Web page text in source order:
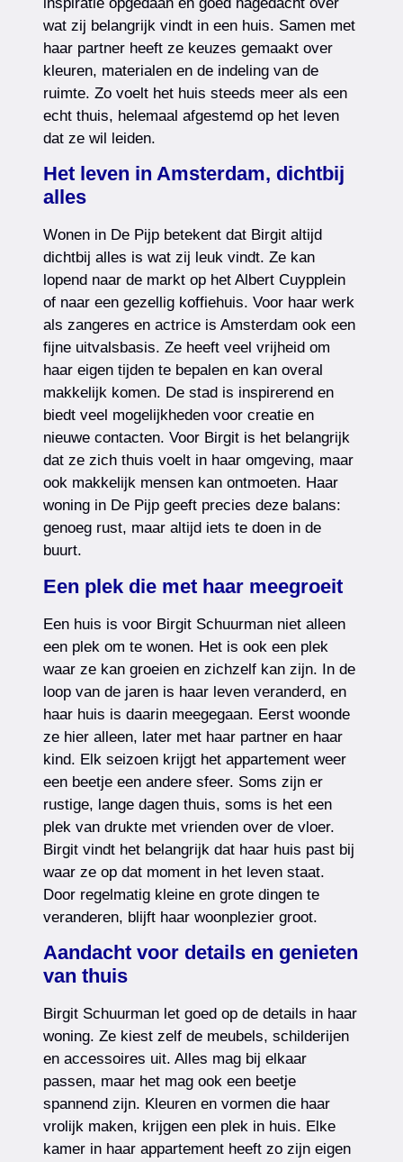
wat zij belangrijk vindt in een huis. Samen met
haar partner heeft ze keuzes gemaakt over
kleuren, materialen en de indeling van de
ruimte. Zo voelt het huis steeds meer als een
echt thuis, helemaal afgestemd op het leven
dat ze wil leiden.
Het leven in Amsterdam, dichtbij
alles
Wonen in De Pijp betekent dat Birgit altijd
dichtbij alles is wat zij leuk vindt. Ze kan
lopend naar de markt op het Albert Cuypplein
of naar een gezellig koffiehuis. Voor haar werk
als zangeres en actrice is Amsterdam ook een
fijne uitvalsbasis. Ze heeft veel vrijheid om
haar eigen tijden te bepalen en kan overal
makkelijk komen. De stad is inspirerend en
biedt veel mogelijkheden voor creatie en
nieuwe contacten. Voor Birgit is het belangrijk
dat ze zich thuis voelt in haar omgeving, maar
ook makkelijk mensen kan ontmoeten. Haar
woning in De Pijp geeft precies deze balans:
genoeg rust, maar altijd iets te doen in de
buurt.
Een plek die met haar meegroeit
Een huis is voor Birgit Schuurman niet alleen
een plek om te wonen. Het is ook een plek
waar ze kan groeien en zichzelf kan zijn. In de
loop van de jaren is haar leven veranderd, en
haar huis is daarin meegegaan. Eerst woonde
ze hier alleen, later met haar partner en haar
kind. Elk seizoen krijgt het appartement weer
een beetje een andere sfeer. Soms zijn er
rustige, lange dagen thuis, soms is het een
plek van drukte met vrienden over de vloer.
Birgit vindt het belangrijk dat haar huis past bij
waar ze op dat moment in het leven staat.
Door regelmatig kleine en grote dingen te
veranderen, blijft haar woonplezier groot.
Aandacht voor details en genieten
van thuis
Birgit Schuurman let goed op de details in haar
woning. Ze kiest zelf de meubels, schilderijen
en accessoires uit. Alles mag bij elkaar
passen, maar het mag ook een beetje
spannend zijn. Kleuren en vormen die haar
vrolijk maken, krijgen een plek in huis. Elke
kamer in haar appartement heeft zo zijn eigen